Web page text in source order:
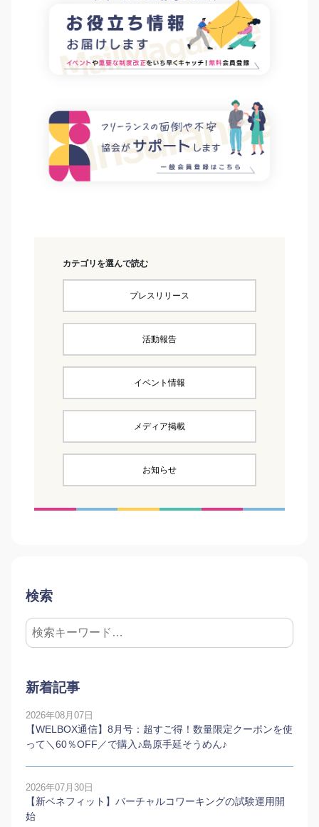
カテゴリを選んで読む
プレスリリース
活動報告
イベント情報
メディア掲載
お知らせ
検索
新着記事
2026年08月07日
【WELBOX通信】8月号：超すご得！数量限定クーポンを使
って＼60％OFF／で購入♪島原手延そうめん♪
2026年07月30日
【新ベネフィット】バーチャルコワーキングの試験運用開
始